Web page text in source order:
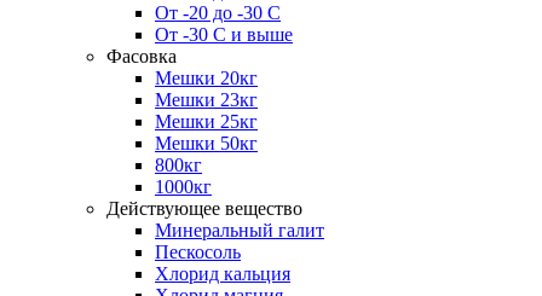
От -20 до -30 С
От -30 С и выше
Фасовка
Мешки 20кг
Мешки 23кг
Мешки 25кг
Мешки 50кг
800кг
1000кг
Действующее вещество
Минеральный галит
Пескосоль
Хлорид кальция